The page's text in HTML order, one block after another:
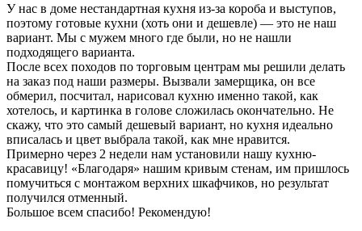
У нас в доме нестандартная кухня из-за короба и выступов,
поэтому готовые кухни (хоть они и дешевле) — это не наш
вариант. Мы с мужем много где были, но не нашли
подходящего варианта.
После всех походов по торговым центрам мы решили делать
на заказ под наши размеры. Вызвали замерщика, он все
обмерил, посчитал, нарисовал кухню именно такой, как
хотелось, и картинка в голове сложилась окончательно. Не
скажу, что это самый дешевый вариант, но кухня идеально
вписалась и цвет выбрала такой, как мне нравится.
Примерно через 2 недели нам установили нашу кухню-
красавицу! «Благодаря» нашим кривым стенам, им пришлось
помучиться с монтажом верхних шкафчиков, но результат
получился отменный.
Большое всем спасибо! Рекомендую!